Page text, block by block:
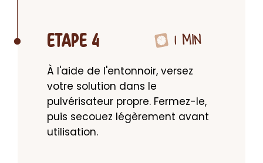
ETAPE 4 1 MIN
À l'aide de l'entonnoir, versez
votre solution dans le
pulvérisateur propre. Fermez-le,
puis secouez légèrement avant
utilisation.